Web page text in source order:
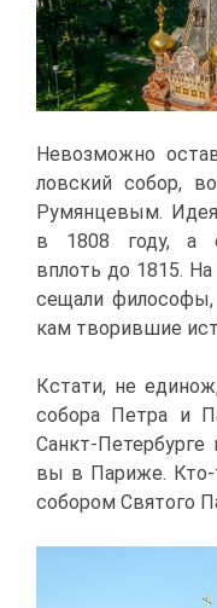
Невоз­мож­но
лов­ский со­бор,
Ру­мян­це­вым.
в 1808 го­ду, а
вплоть до 1815.
се­ща­ли
кам тво­рив­шие
Кста­ти, не
со­бо­ра Пет­ра и
Санкт-
вы в Па­ри­же. Кто-
со­бо­ром Свя­то­го